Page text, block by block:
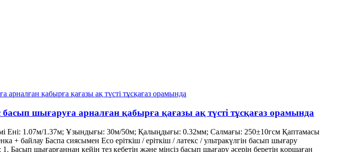
басып шығаруға арналған қабырға қағазы ақ түсті тұсқағаз орамында
Ені: 1.07м/1.37м; Ұзындығы: 30м/50м; Қалыңдығы: 0.32мм; Салмағы: 250±10гсм Қаптамасы
+ байлау Баспа сиясымен Eco еріткіш / еріткіш / латекс / ультракүлгін басып шығару
шығарғаннан кейін тез кебетін және мінсіз басып шығару әсерін беретін қоршаған